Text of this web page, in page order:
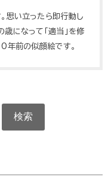
思い立ったら即行動し
になって「適当」を修
年前の似顔絵です。
検索